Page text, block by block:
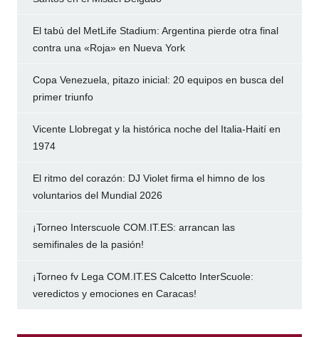
El tabú del MetLife Stadium: Argentina pierde otra final
contra una «Roja» en Nueva York
Copa Venezuela, pitazo inicial: 20 equipos en busca del
primer triunfo
Vicente Llobregat y la histórica noche del Italia-Haití en
1974
El ritmo del corazón: DJ Violet firma el himno de los
voluntarios del Mundial 2026
¡Torneo Interscuole COM.IT.ES: arrancan las
semifinales de la pasión!
¡Torneo fv Lega COM.IT.ES Calcetto InterScuole:
veredictos y emociones en Caracas!